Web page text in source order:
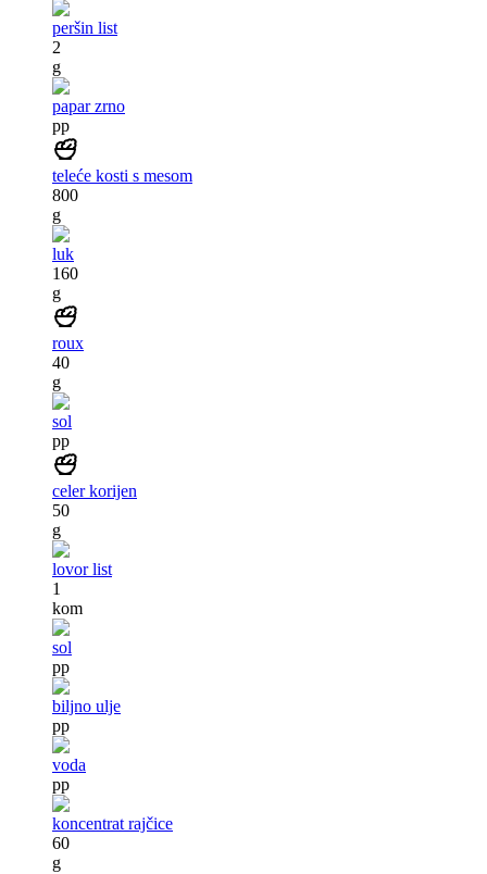
peršin list
2
g
papar zrno
pp
teleće kosti s mesom
800
g
luk
160
g
roux
40
g
sol
pp
celer korijen
50
g
lovor list
1
kom
sol
pp
biljno ulje
pp
voda
pp
koncentrat rajčice
60
g